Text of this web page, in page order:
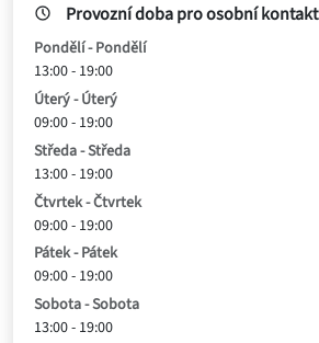
Provozní doba pro osobní kontakt
Pondělí - Pondělí
13:00 - 19:00
Úterý - Úterý
09:00 - 19:00
Středa - Středa
13:00 - 19:00
Čtvrtek - Čtvrtek
09:00 - 19:00
Pátek - Pátek
09:00 - 19:00
Sobota - Sobota
13:00 - 19:00